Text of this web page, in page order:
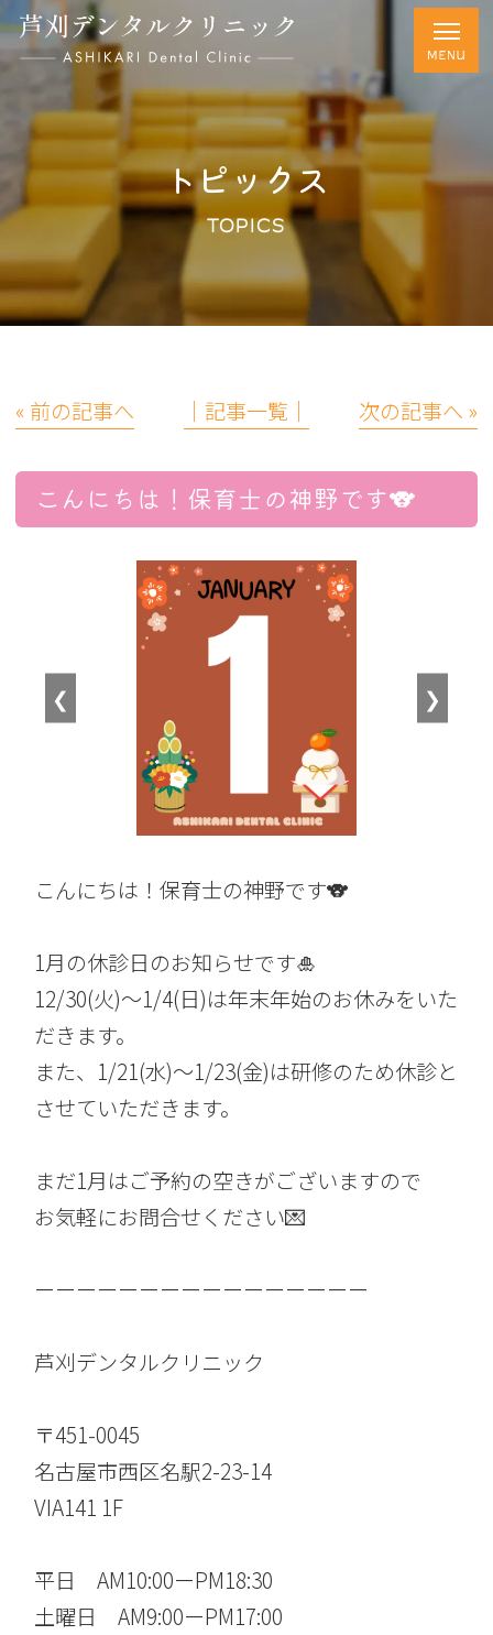
トピックス
TOPICS
« 前の記事へ │記事一覧│ 次の記事へ »
こんにちは！保育士の神野です🐨
❮ ❯
こんにちは！保育士の神野です🐨
1月の休診日のお知らせです🎍
12/30(火)〜1/4(日)は年末年始のお休みをいた
だきます。
また、1/21(水)〜1/23(金)は研修のため休診と
させていただきます。
まだ1月はご予約の空きがございますので
お気軽にお問合せください💌
ーーーーーーーーーーーーーーーー
芦刈デンタルクリニック
〒451-0045
名古屋市西区名駅2-23-14
VIA141 1F
平日 AM10:00ーPM18:30
土曜日 AM9:00ーPM17:00